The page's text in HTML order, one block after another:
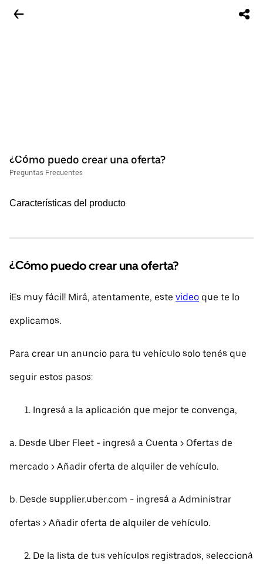
¿Cómo puedo crear una oferta?
Preguntas Frecuentes
Características del producto
¿Cómo puedo crear una oferta?
¡Es muy fácil! Mirá, atentamente, este video que te lo
explicamos.
Para crear un anuncio para tu vehículo solo tenés que
seguir estos pasos:
Ingresá a la aplicación que mejor te convenga,
a. Desde Uber Fleet - ingresá a Cuenta > Ofertas de
mercado > Añadir oferta de alquiler de vehículo.
b. Desde supplier.uber.com - ingresá a Administrar
ofertas > Añadir oferta de alquiler de vehículo.
De la lista de tus vehículos registrados, seleccioná